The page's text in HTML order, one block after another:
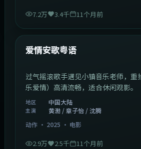
7.2万 3.4千 11个月前
最新
爱情安歌粤语
过气摇滚歌手遇见小镇音乐老师，重
乐爱情）高清流畅，适合休闲观影。
地区 中国大陆
主演
黄渤 / 章子怡 / 沈腾
动作· 2025 · 电影
2.9万 2.5千 11个月前